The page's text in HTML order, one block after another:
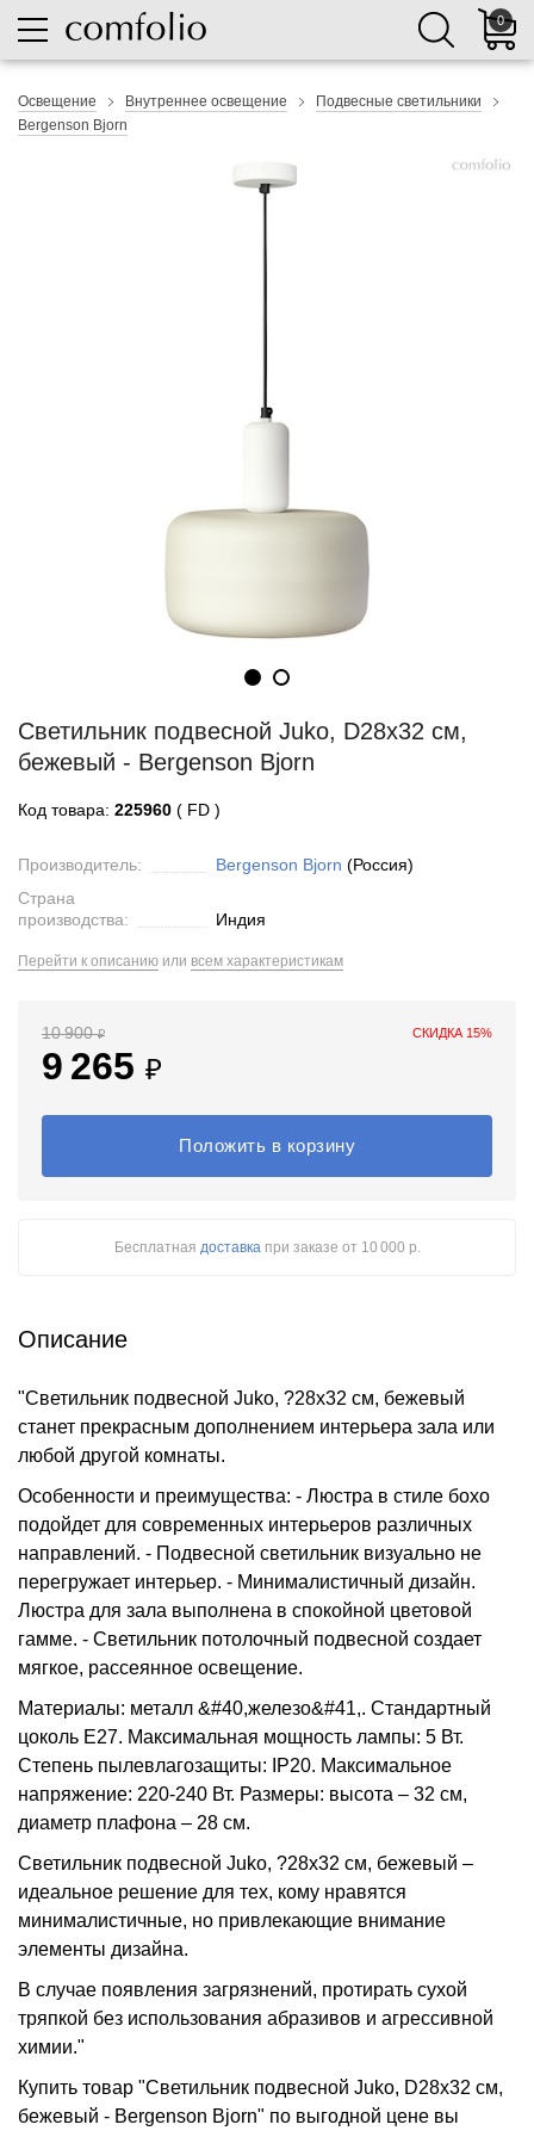
0
Освещение Внутреннее освещение
Подвесные светильники
Bergenson Bjorn
Светильник подвесной Juko, D28х32 см,
бежевый - Bergenson Bjorn
Код товара: 225960 ( FD )
Производитель: Bergenson Bjorn (Россия)
Страна
производства:
Индия
Перейти к описанию или всем характеристикам
СКИДКА 15%
10 900₽
9 265 ₽
Положить в корзину
Бесплатная доставкапри заказе от 10 000 р.
Описание
"Светильник подвесной Juko, ?28х32 см, бежевый
станет прекрасным дополнением интерьера зала или
любой другой комнаты.
Особенности и преимущества: - Люстра в стиле бохо
подойдет для современных интерьеров различных
направлений. - Подвесной светильник визуально не
перегружает интерьер. - Минималистичный дизайн.
Люстра для зала выполнена в спокойной цветовой
гамме. - Светильник потолочный подвесной создает
мягкое, рассеянное освещение.
Материалы: металл &#40,железо&#41,. Стандартный
цоколь Е27. Максимальная мощность лампы: 5 Вт.
Степень пылевлагозащиты: IP20. Максимальное
напряжение: 220-240 Вт. Размеры: высота – 32 см,
диаметр плафона – 28 см.
Светильник подвесной Juko, ?28х32 см, бежевый –
идеальное решение для тех, кому нравятся
минималистичные, но привлекающие внимание
элементы дизайна.
В случае появления загрязнений, протирать сухой
тряпкой без использования абразивов и агрессивной
химии."
Купить товар "Светильник подвесной Juko, D28х32 см,
бежевый - Bergenson Bjorn" по выгодной цене вы